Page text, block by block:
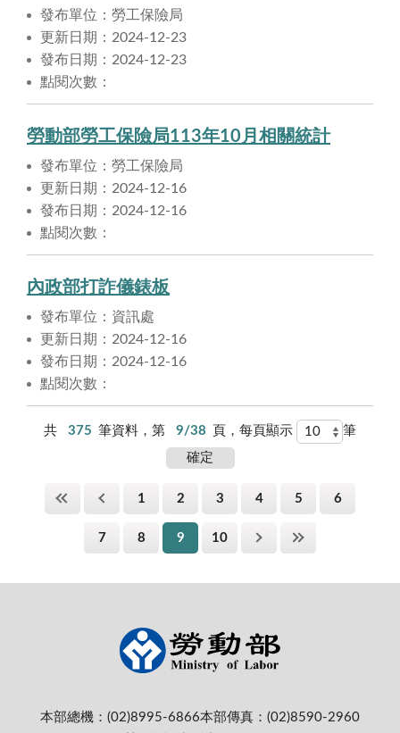
發布單位：勞工保險局
更新日期：2024-12-23
發布日期：2024-12-23
點閱次數：
勞動部勞工保險局113年10月相關統計
發布單位：勞工保險局
更新日期：2024-12-16
發布日期：2024-12-16
點閱次數：
內政部打詐儀錶板
發布單位：資訊處
更新日期：2024-12-16
發布日期：2024-12-16
點閱次數：
共 375 筆資料，第 9/38 頁，每頁顯示 筆
1 2 3 4 5 6
7 8 9 10
本部總機：(02)8995-6866本部傳真：(02)8590-2960